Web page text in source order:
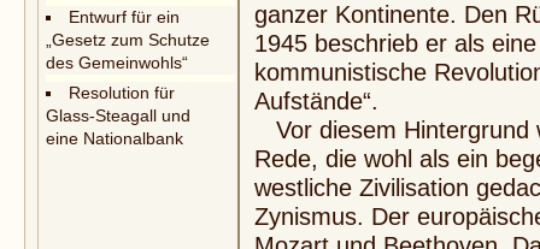
Entwurf für ein
„Gesetz zum Schutze
des Gemeinwohls“
Resolution für
Glass-Steagall und
eine Nationalbank
ganzer Kontinente. Den
1945 beschrieb er als
kommunistische
Aufstände“.
Vor diesem Hintergrund
Rede, die wohl als ein
westliche Zivilisation
Zynismus. Der